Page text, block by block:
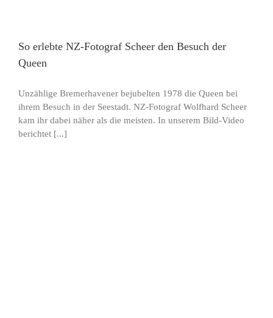
So erlebte NZ-Fotograf Scheer den Besuch der
Queen
Unzählige Bremerhavener bejubelten 1978 die Queen bei
ihrem Besuch in der Seestadt. NZ-Fotograf Wolfhard Scheer
kam ihr dabei näher als die meisten. In unserem Bild-Video
berichtet [...]